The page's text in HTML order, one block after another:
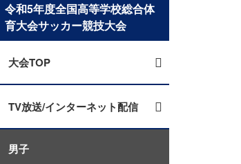
令和5年度全国高等学校総合体
育大会サッカー競技大会
大会TOP
TV放送/インターネット配信
男子